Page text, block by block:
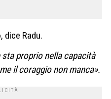
dice Radu.
proprio nella capacità
il coraggio non manca».